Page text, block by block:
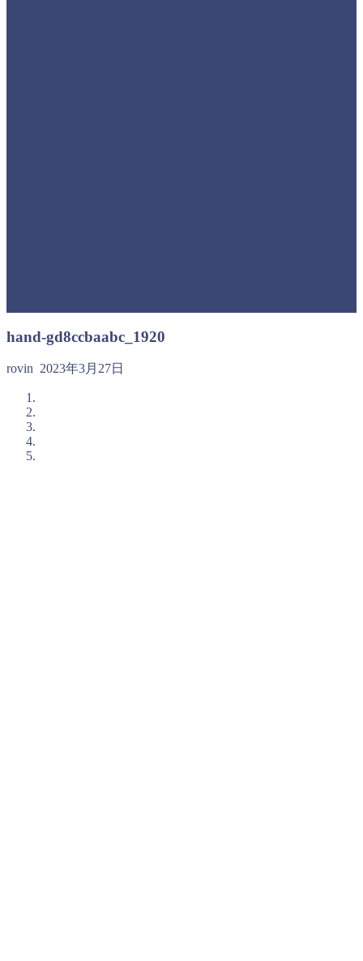
hand-gd8ccbaabc_1920
rovin 2023年3月27日